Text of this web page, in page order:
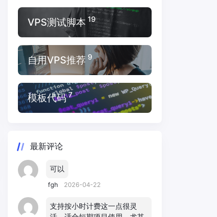
VPS测试脚本 19
自用VPS推荐 9
模板代码 7
最新评论
可以
fgh 2026-04-22
支持按小时计费这一点很灵